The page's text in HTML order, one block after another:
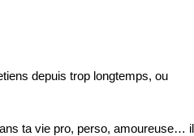
depuis trop longtemps, ou
ta vie pro, perso, amoureuse… il